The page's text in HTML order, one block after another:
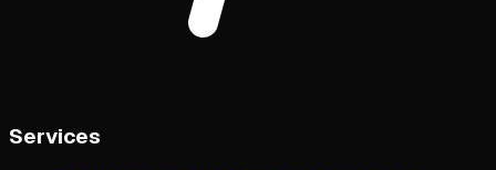
Services